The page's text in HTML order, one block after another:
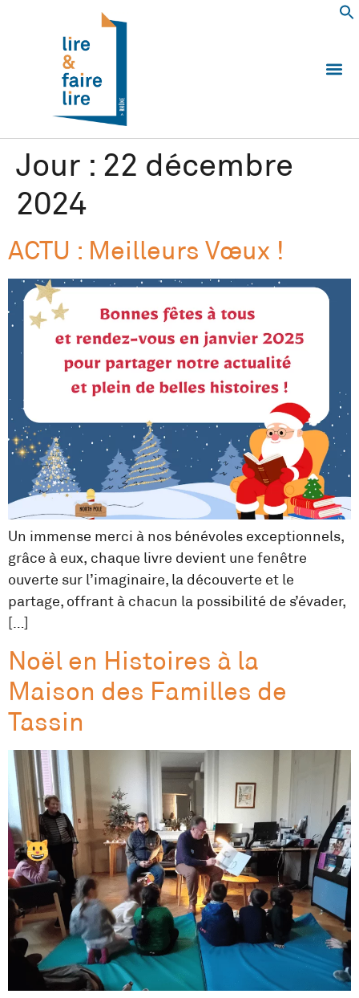
Jour : 22 décembre
2024
ACTU : Meilleurs Vœux !
Un immense merci à nos bénévoles exceptionnels,
grâce à eux, chaque livre devient une fenêtre
ouverte sur l’imaginaire, la découverte et le
partage, offrant à chacun la possibilité de s’évader,
[…]
Noël en Histoires à la
Maison des Familles de
Tassin